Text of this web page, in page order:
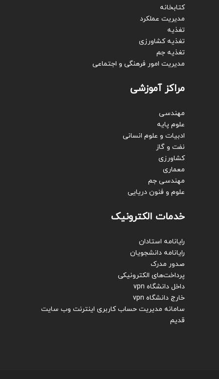
کتابخانه
مدیریت عملکرد
تغذیه
تغذیه کشاورزی
تغذیه جم
مدیریت امور فرهنگی و اجتماعی
مراکز آموزشی
مهندسی
علوم پایه
ادبیات و علوم انسانی
نفت و گاز
کشاورزی
معماری
مهندسی جم
علوم و فنون دریایی
خدمات الکترونیک
رایانامه استادان
رایانامه دانشجویان
صدور مدرک
پرداخت‌های الکترونیکی
داخل دانشگاه vpn
خارج دانشگاه vpn
سامانه مدیریت حساب کاربری اینترنت وب سایت
قدیم